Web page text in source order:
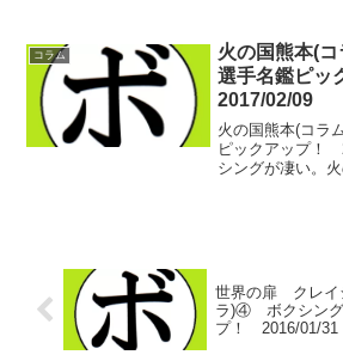
ング…それが練
で、絶...
コラム
火の国熊本(
選手名鑑ピッ
2017/02/09
火の国熊本(コラ
ピックアップ！
シングが凄い。
世界の扉 クレイ
ラ)④ ボクシング
プ！ 2016/01/31